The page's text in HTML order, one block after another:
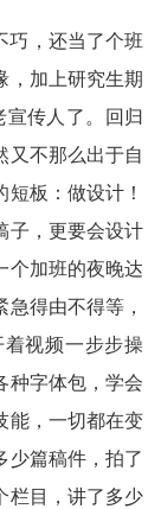
巧，还当了个班
，加上研究生期
宣传人了。回归
又不那么出于自
板：做设计！
子，更要会设计
个加班的夜晚达
得由不得等，
视频一步步操
种字体包，学会
能，一切都在变
少篇稿件，拍了
栏目，讲了多少